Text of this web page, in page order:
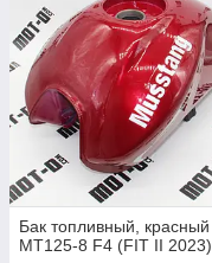
Бак топливный, красный
МТ125-8 F4 (FIT II 2023)